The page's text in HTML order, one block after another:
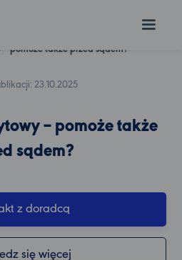
pomoże także przed sądem?
23.10.2025
– pomoże także
sądem?
z doradcą
się więcej